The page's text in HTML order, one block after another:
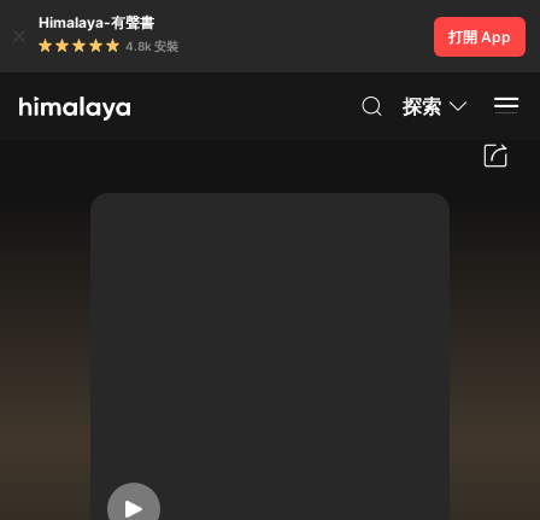
Himalaya-有聲書
4.8k 安裝
打開 App
探索